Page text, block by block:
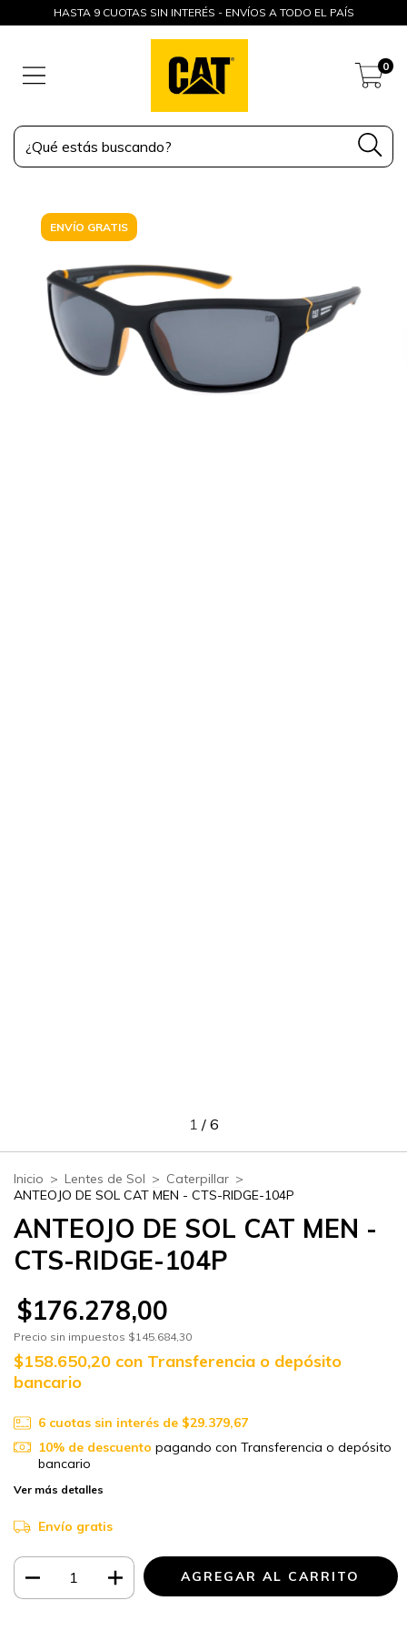
HASTA 9 CUOTAS SIN INTERÉS - ENVÍOS A TODO EL PAÍS
0
ENVÍO GRATIS
1 / 6
Inicio > Lentes de Sol > Caterpillar >
ANTEOJO DE SOL CAT MEN - CTS-RIDGE-104P
ANTEOJO DE SOL CAT MEN -
CTS-RIDGE-104P
$176.278,00
Precio sin impuestos $145.684,30
$158.650,20 con Transferencia o depósito
bancario
6 cuotas sin interés de $29.379,67
10% de descuento pagando con Transferencia o depósito
bancario
Ver más detalles
Envío gratis